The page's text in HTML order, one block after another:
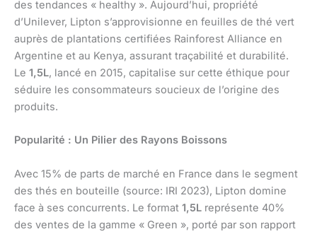
des tendances « healthy ». Aujourd’hui, propriété
d’Unilever, Lipton s’approvisionne en feuilles de thé vert
auprès de plantations certifiées Rainforest Alliance en
Argentine et au Kenya, assurant traçabilité et durabilité.
Le 1,5L, lancé en 2015, capitalise sur cette éthique pour
séduire les consommateurs soucieux de l’origine des
produits.
Popularité : Un Pilier des Rayons Boissons
Avec 15% de parts de marché en France dans le segment
des thés en bouteille (source: IRI 2023), Lipton domine
face à ses concurrents. Le format 1,5L représente 40%
des ventes de la gamme « Green », porté par son rapport